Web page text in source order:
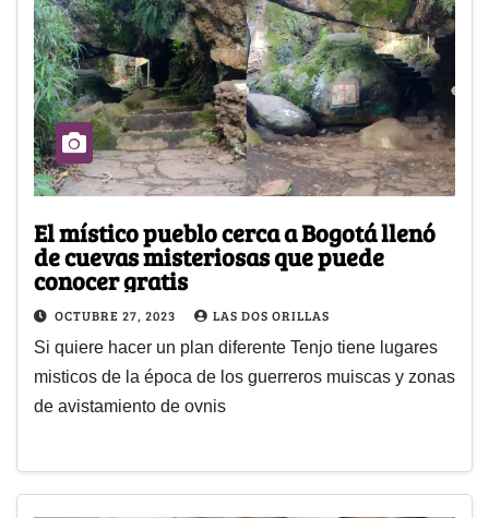
El místico pueblo cerca a Bogotá llenó
de cuevas misteriosas que puede
conocer gratis
OCTUBRE 27, 2023 LAS DOS ORILLAS
Si quiere hacer un plan diferente Tenjo tiene lugares
misticos de la época de los guerreros muiscas y zonas
de avistamiento de ovnis